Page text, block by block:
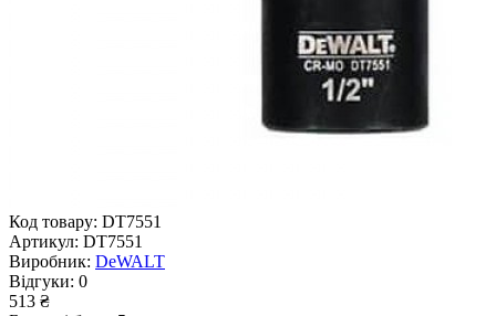
Код товару: DT7551
Артикул: DT7551
Виробник: DeWALT
Відгуки: 0
513 ₴